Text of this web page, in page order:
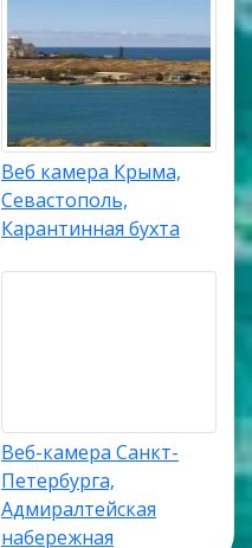
Веб камера Крыма,
Севастополь,
Карантинная бухта
Веб-камера Санкт-
Петербурга,
Адмиралтейская
набережная